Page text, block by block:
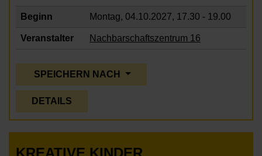
Beginn Montag, 04.10.2027, 17.30 - 19.00
Veranstalter Nachbarschaftszentrum 16
SPEICHERN NACH
DETAILS
KREATIVE KINDER